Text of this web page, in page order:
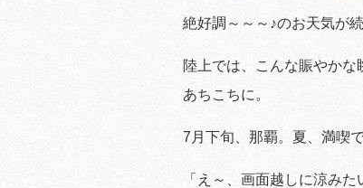
絶好調～～～♪のお天気が続
陸上では、こんな賑やか
あちこちに。
7月下旬、那覇。夏、満喫で
「え～、画面越しに涼み